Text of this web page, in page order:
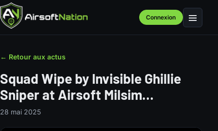
Connexion Menu
← Retour aux actus
Squad Wipe by Invisible Ghillie
Sniper at Airsoft Milsim…
28 mai 2025